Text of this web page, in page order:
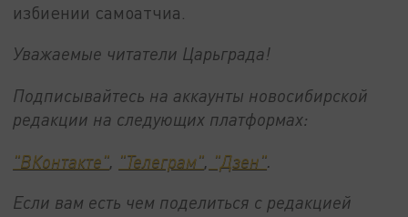
избиении самоатчиа.
Уважаемые читатели Царьграда!
Подписывайтесь на аккаунты новосибирской
редакции на следующих платформах:
"ВКонтакте" "Телеграм" "Дзен"
Если вам есть чем поделиться с редакцией